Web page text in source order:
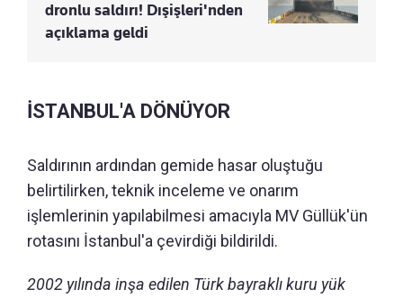
dronlu saldırı! Dışişleri'nden
açıklama geldi
İSTANBUL'A DÖNÜYOR
Saldırının ardından gemide hasar oluştuğu
belirtilirken, teknik inceleme ve onarım
işlemlerinin yapılabilmesi amacıyla MV Güllük'ün
rotasını İstanbul'a çevirdiği bildirildi.
2002 yılında inşa edilen Türk bayraklı kuru yük